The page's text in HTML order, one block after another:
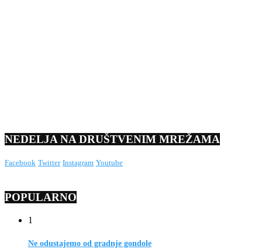
NEDELJA NA DRUŠTVENIM MREŽAMA
Facebook Twitter Instagram Youtube
POPULARNO
1
Ne odustajemo od gradnje gondole